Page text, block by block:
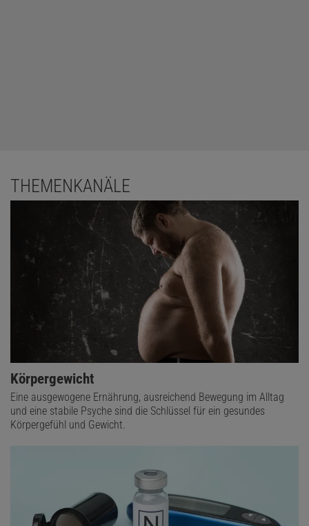
THEMENKANÄLE
Körpergewicht
Eine ausgewogene Ernährung, ausreichend Bewegung im Alltag
und eine stabile Psyche sind die Schlüssel für ein gesundes
Körpergefühl und Gewicht.